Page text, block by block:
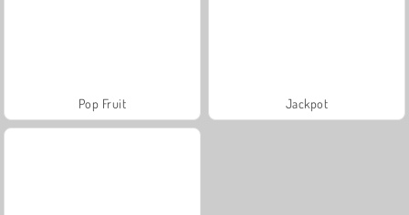
Pop Fruit Jackpot